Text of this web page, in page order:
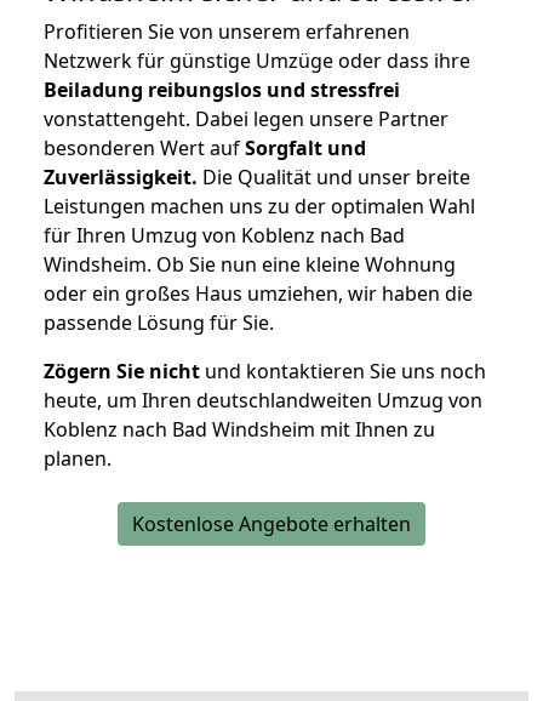
Profitieren Sie von unserem erfahrenen
Netzwerk für günstige Umzüge oder dass ihre
Beiladung reibungslos und stressfrei
vonstattengeht. Dabei legen unsere Partner
besonderen Wert aufSorgfalt und
Zuverlässigkeit. Die Qualität und unser breite
Leistungen machen uns zu der optimalen Wahl
für Ihren Umzug von Koblenz nach Bad
Windsheim. Ob Sie nun eine kleine Wohnung
oder ein großes Haus umziehen, wir haben die
passende Lösung für Sie.
Zögern Sie nicht und kontaktieren Sie uns noch
heute, um Ihren deutschlandweiten Umzug von
Koblenz nach Bad Windsheim mit Ihnen zu
planen.
Kostenlose Angebote erhalten